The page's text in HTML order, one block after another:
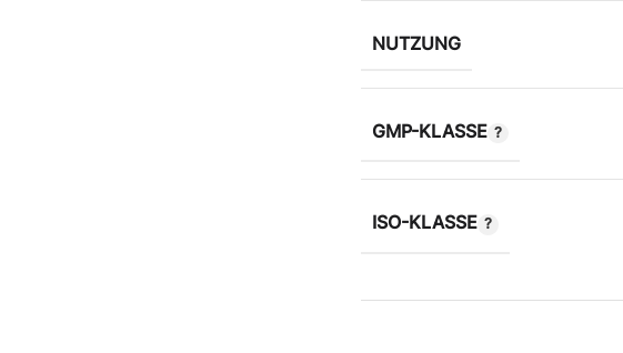
NUTZUNG
GMP-KLASSE
ISO-KLASSE